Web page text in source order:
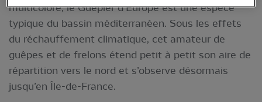
multicolore, le Guêpier d’Europe est une espèce
typique du bassin méditerranéen. Sous les effets
du réchauffement climatique, cet amateur de
guêpes et de frelons étend petit à petit son aire de
répartition vers le nord et s’observe désormais
jusqu’en Île-de-France.